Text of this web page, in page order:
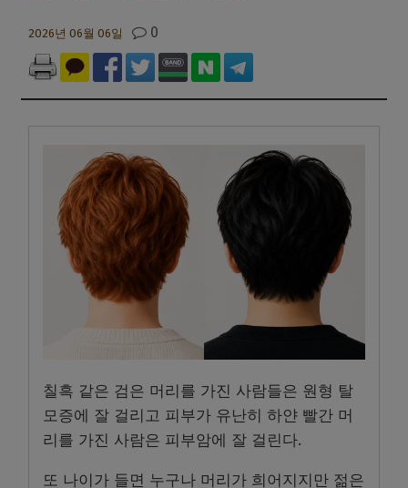
2026년 06월 06일 0
칠흑 같은 검은 머리를 가진 사람들은 원형 탈
모증에 잘 걸리고 피부가 유난히 하얀 빨간 머
리를 가진 사람은 피부암에 잘 걸린다.
또 나이가 들면 누구나 머리가 희어지지만 젊은